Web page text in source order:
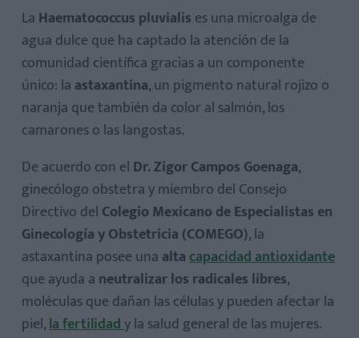
La Haematococcus pluvialis es una microalga de
agua dulce que ha captado la atención de la
comunidad científica gracias a un componente
único: la astaxantina, un pigmento natural rojizo o
naranja que también da color al salmón, los
camarones o las langostas.
De acuerdo con el Dr. Zigor Campos Goenaga,
ginecólogo obstetra y miembro del Consejo
Directivo del Colegio Mexicano de Especialistas en
Ginecología y Obstetricia (COMEGO), la
astaxantina posee una altacapacidad antioxidante
que ayuda a neutralizar los radicales libres,
moléculas que dañan las células y pueden afectar la
piel,la fertilidady la salud general de las mujeres.